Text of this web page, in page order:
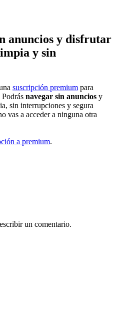
anuncios y disfrutar
y sin
suscripción premium para
navegar sin anuncios y
sin interrupciones y segura
vas a acceder a ninguna otra
a premium.
un comentario.